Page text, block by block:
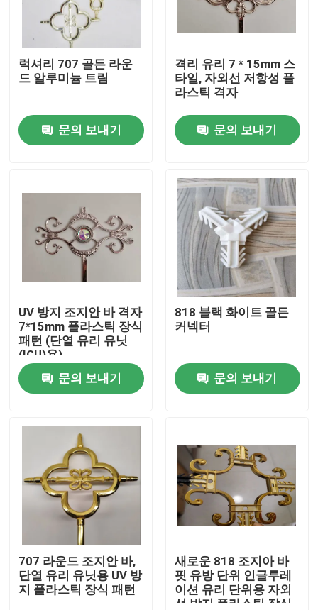
제품
우리에 대하여
공장 여행
품질 관리
연락주세요
인용문을 요구하세요
알루미늄 스페이서 바
럭셔리 707 골든 라운
드 알루미늄 트림
문의 보내기
격리 유리 7 * 15mm 스
타일, 자외선 저항성 플
라스틱 격자
문의 보내기
UV 방지 조지안 바 격자
7*15mm 플라스틱 장식
패턴 (단열 유리 유닛
(IGU)용)
문의 보내기
818 블랙 화이트 골든
커넥터
문의 보내기
707 라운드 조지안 바,
단열 유리 유닛용 UV 방
지 플라스틱 장식 패턴
새로운 818 조지아 바
핏 유방 단위 인글루레
이션 유리 단위용 자외
선 방지 플라스틱 장식